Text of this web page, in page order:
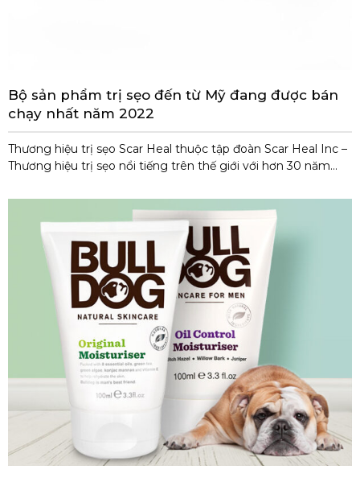
Bộ sản phẩm trị sẹo đến từ Mỹ đang được bán
chạy nhất năm 2022
Thương hiệu trị sẹo Scar Heal thuộc tập đoàn Scar Heal Inc –
Thương hiệu trị sẹo nổi tiếng trên thế giới với hơn 30 năm
Các sản phẩm của Scar Heal được các chuyên gia da liễu